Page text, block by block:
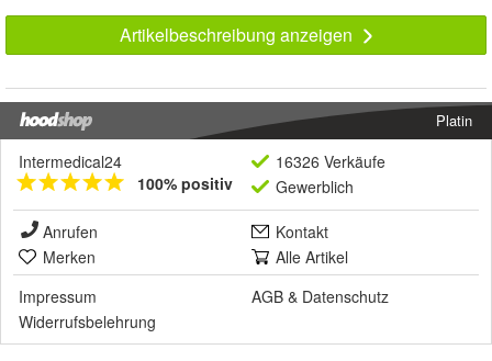
Artikelbeschreibung anzeigen
Platin
Intermedical24
100% positiv
16326 Verkäufe
Gewerblich
Anrufen
Kontakt
Merken
Alle Artikel
Impressum
AGB & Datenschutz
Widerrufsbelehrung